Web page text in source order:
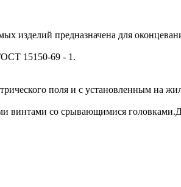
изделий предназначена для
15150-69 - 1.
поля и с установленным на
винтами со срывающимися